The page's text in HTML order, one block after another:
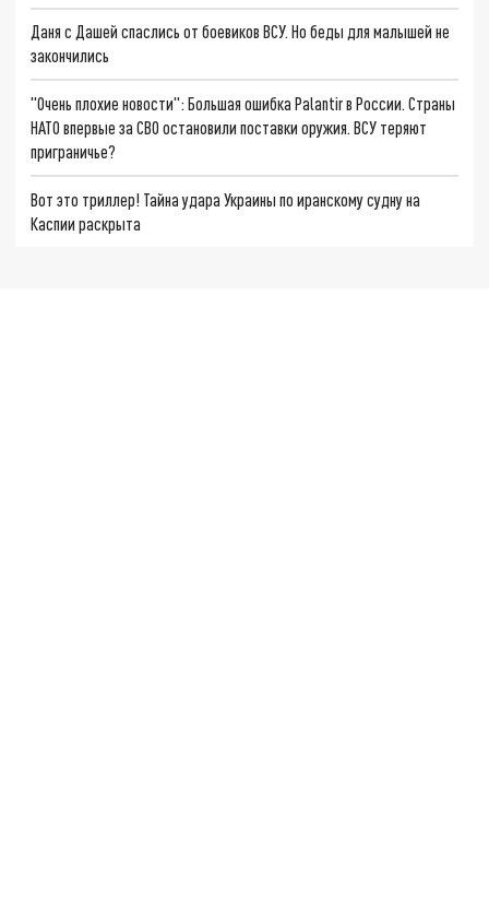
Даня с Дашей спаслись от боевиков ВСУ. Но беды для малышей не
закончились
"Очень плохие новости": Большая ошибка Palantir в России. Страны
НАТО впервые за СВО остановили поставки оружия. ВСУ теряют
приграничье?
Вот это триллер! Тайна удара Украины по иранскому судну на
Каспии раскрыта